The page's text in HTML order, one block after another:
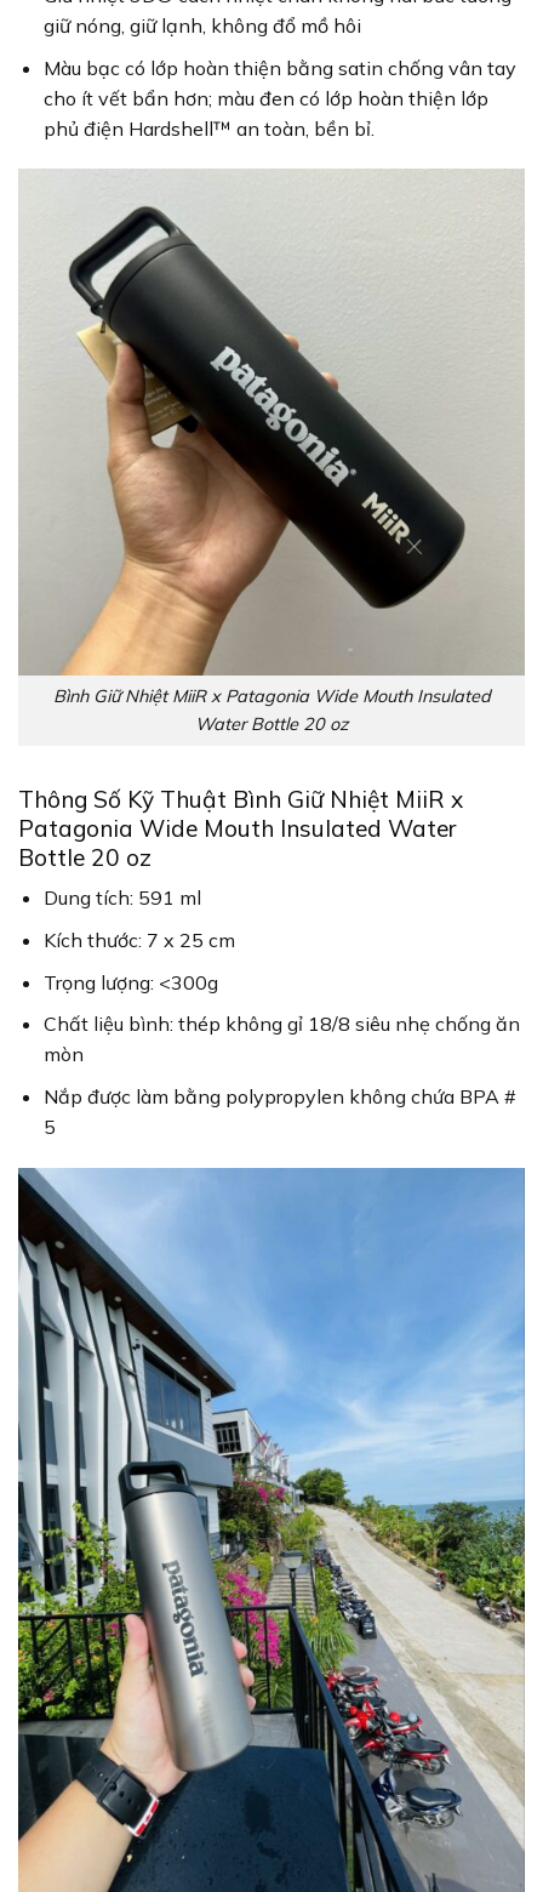
giữ nóng, giữ lạnh, không đổ mồ hôi
Màu bạc có lớp hoàn thiện bằng satin chống vân tay
cho ít vết bẩn hơn; màu đen có lớp hoàn thiện lớp
phủ điện Hardshell™ an toàn, bền bỉ.
Bình Giữ Nhiệt MiiR x Patagonia Wide Mouth Insulated
Water Bottle 20 oz
Thông Số Kỹ Thuật Bình Giữ Nhiệt MiiR x
Patagonia Wide Mouth Insulated Water
Bottle 20 oz
Dung tích: 591 ml
Kích thước: 7 x 25 cm
Trọng lượng: <300g
Chất liệu bình: thép không gỉ 18/8 siêu nhẹ chống ăn
mòn
Nắp được làm bằng polypropylen không chứa BPA #
5